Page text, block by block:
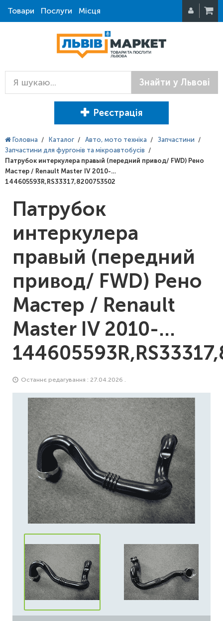
Товари Послуги Місця
Знайти у Львові
Реєстрація
Головна / Каталог / Авто, мото техніка / Запчастини /
Запчастини для фургонів та мікроавтобусів /
Патрубок интеркулера правый (передний привод/ FWD) Рено
Мастер / Renault Master IV 2010-…
144605593R,RS33317,8200753502
Патрубок
интеркулера
правый (передний
привод/ FWD) Рено
Мастер / Renault
Master IV 2010-…
Останнє редагування : 27.04.2026 .